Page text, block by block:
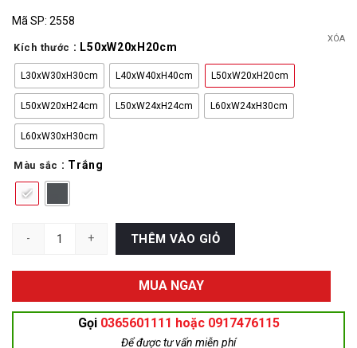
Mã SP: 2558
Kích thước : L50xW20xH20cm
L30xW30xH30cm L40xW40xH40cm L50xW20xH20cm
L50xW20xH24cm L50xW24xH24cm L60xW24xH30cm
L60xW30xH30cm
Màu sắc : Trắng
XÓA
Chậu Composite Chữ Nhật Kẻ Chỉ số lượng
THÊM VÀO GIỎ
MUA NGAY
Gọi 0365601111 hoặc 0917476115
Để được tư vấn miễn phí